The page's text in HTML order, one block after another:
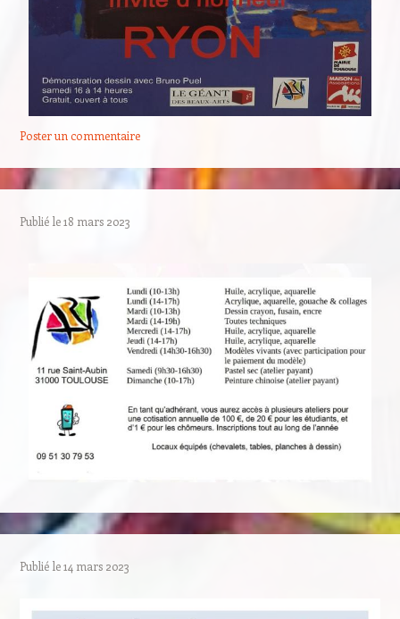
Poster un commentaire
Publié le18 mars 2023
Publié le14 mars 2023